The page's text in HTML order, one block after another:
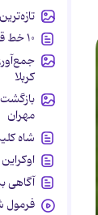
۱۰ خط قرمز در دعوای همسران
کربلا
بازگشت
مهران
شاه
آگاهی
فرمول